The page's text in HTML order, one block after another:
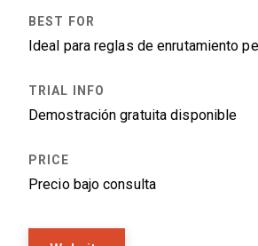
Ideal para reglas de enrutamiento
Demostración gratuita disponible
Precio bajo consulta